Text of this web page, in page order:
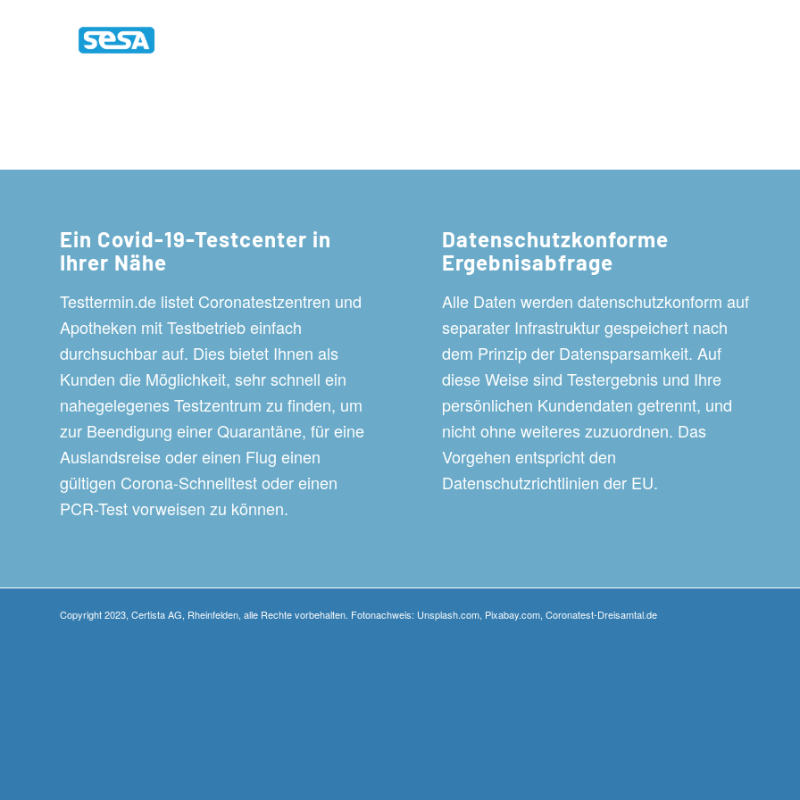
Ein Covid-19-Testcenter in
Ihrer Nähe
Testtermin.de listet Coronatestzentren und
Apotheken mit Testbetrieb einfach
durchsuchbar auf. Dies bietet Ihnen als
Kunden die Möglichkeit, sehr schnell ein
nahegelegenes Testzentrum zu finden, um
zur Beendigung einer Quarantäne, für eine
Auslandsreise oder einen Flug einen
gültigen Corona-Schnelltest oder einen
PCR-Test vorweisen zu können.
Datenschutzkonforme
Ergebnisabfrage
Alle Daten werden datenschutzkonform auf
separater Infrastruktur gespeichert nach
dem Prinzip der Datensparsamkeit. Auf
diese Weise sind Testergebnis und Ihre
persönlichen Kundendaten getrennt, und
nicht ohne weiteres zuzuordnen. Das
Vorgehen entspricht den
Datenschutzrichtlinien der EU.
Copyright 2023, Certista AG, Rheinfelden, alle Rechte vorbehalten. Fotonachweis: Unsplash.com, Pixabay.com, Coronatest-Dreisamtal.de